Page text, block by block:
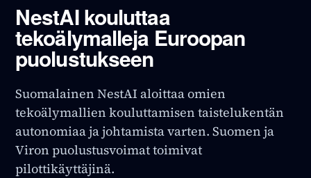
NestAI kouluttaa
tekoälymalleja Euroopan
puolustukseen
Suomalainen NestAI aloittaa omien
tekoälymallien kouluttamisen taistelukentän
autonomiaa ja johtamista varten. Suomen ja
Viron puolustusvoimat toimivat
pilottikäyttäjinä.